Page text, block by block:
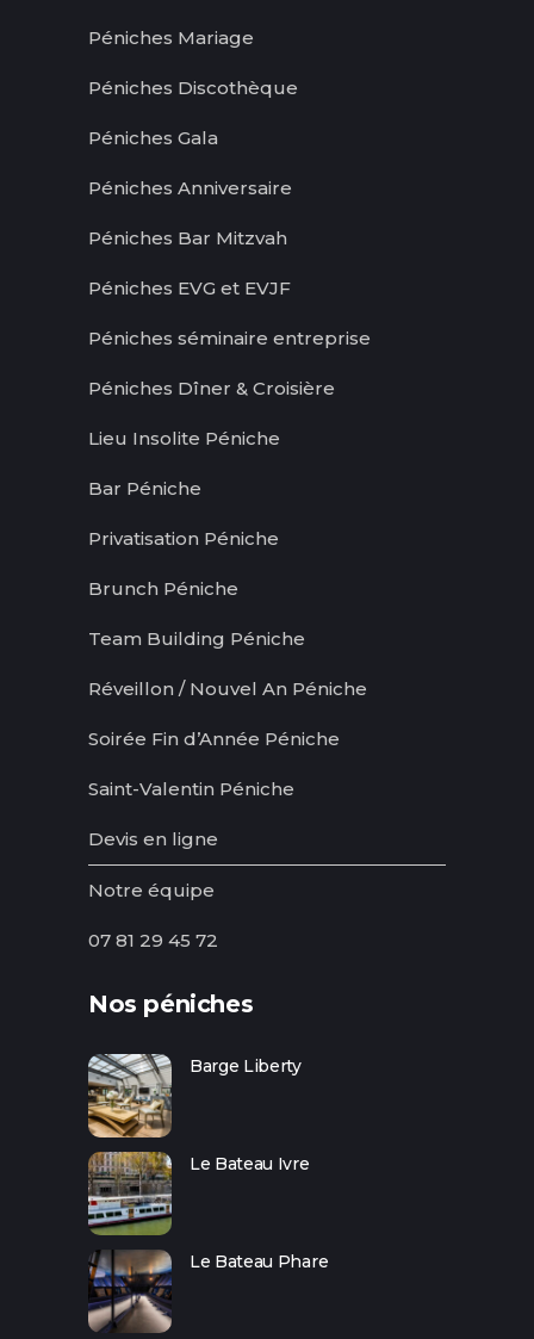
Péniches Mariage
Péniches Discothèque
Péniches Gala
Péniches Anniversaire
Péniches Bar Mitzvah
Péniches EVG et EVJF
Péniches séminaire entreprise
Péniches Dîner & Croisière
Lieu Insolite Péniche
Bar Péniche
Privatisation Péniche
Brunch Péniche
Team Building Péniche
Réveillon / Nouvel An Péniche
Soirée Fin d’Année Péniche
Saint-Valentin Péniche
Devis en ligne
Notre équipe
07 81 29 45 72
Nos péniches
Barge Liberty
Le Bateau Ivre
Le Bateau Phare